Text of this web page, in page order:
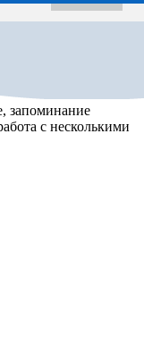
запоминание
с несколькими